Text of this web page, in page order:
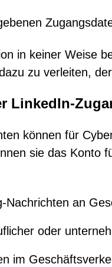
in keiner Weise
zu verleiten,
LinkedIn-
können für
sie das Konto
Nachrichten an
oder
im